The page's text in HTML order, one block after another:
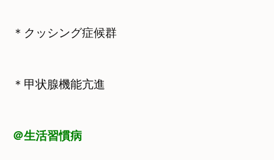
＊クッシング症候群
＊甲状腺機能亢進
＠生活習慣病